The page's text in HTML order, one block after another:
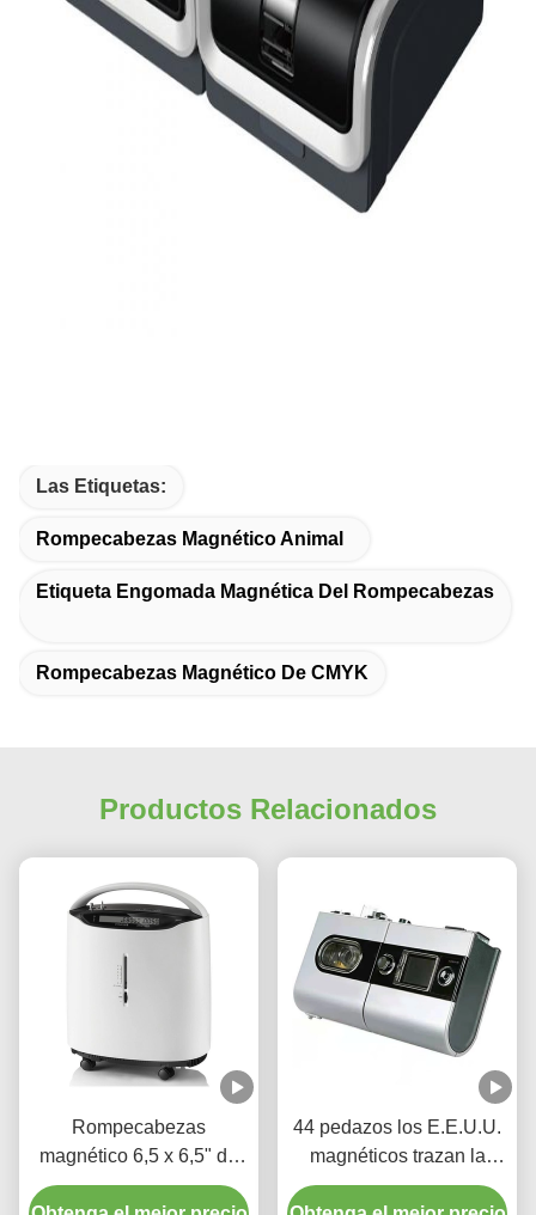
Las Etiquetas:
Rompecabezas Magnético Animal
Etiqueta Engomada Magnética Del Rompecabezas
Rompecabezas Magnético De CMYK
Productos Relacionados
Rompecabezas
magnético 6,5 x 6,5" de
los perros de los gatos
44 pedazos los E.E.U.U.
magnéticos trazan la
geografía de la diversión